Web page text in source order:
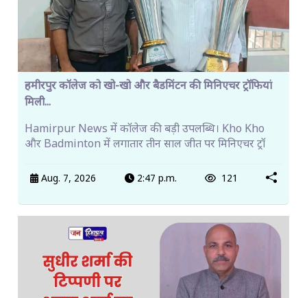
हमीरपुर कॉलेज को खो-खो और बैडमिंटन की मिनिएचर ट्रॉफियां
मिली...
Hamirpur News में कॉलेज की बड़ी उपलब्धि। Kho Kho
और Badminton में लगातार तीन साल जीत पर मिनिएचर ट्रॉ
Aug. 7, 2026 2:47 p.m. 121